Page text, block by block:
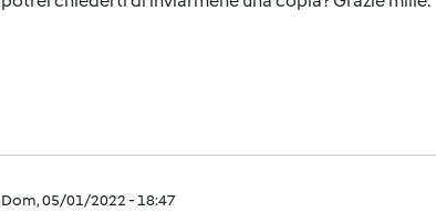
Dom, 05/01/2022 - 18:47